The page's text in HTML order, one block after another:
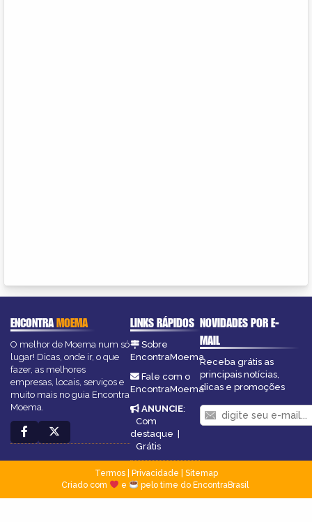
ENCONTRAMOEMA
O melhor de Moema num só
lugar! Dicas, onde ir, o que
fazer, as melhores
empresas, locais, serviços e
muito mais no guia Encontra
Moema.
LINKS RÁPIDOS
Sobre
EncontraMoema
Fale com o
EncontraMoema
ANUNCIE:
Com
destaque
Grátis
NOVIDADES POR E-
MAIL
Receba grátis as
principais notícias,
dicas e promoções
Termos| Privacidade
Sitemap
Criado com
e pelo time do EncontraBrasil